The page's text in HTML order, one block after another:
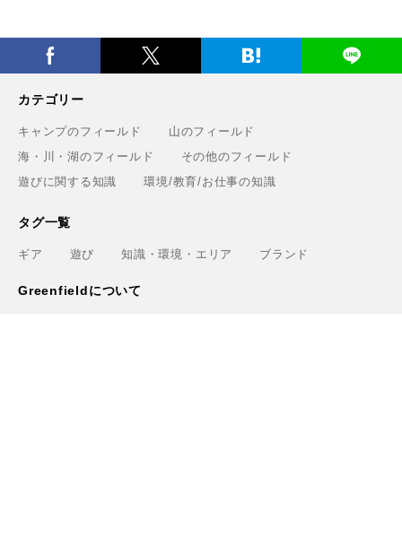
カテゴリー
キャンプのフィールド
山のフィールド
海・川・湖のフィールド
その他のフィールド
遊びに関する知識
環境/教育/お仕事の知識
タグ一覧
ギア 遊び 知識・環境・エリア ブランド
Greenfieldについて